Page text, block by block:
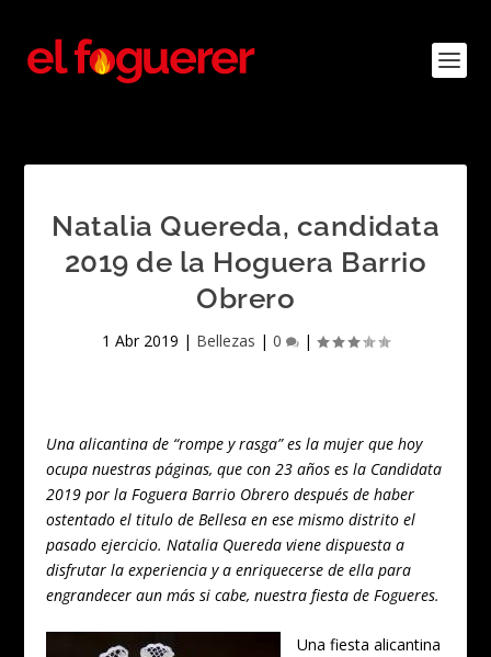
Natalia Quereda, candidata
2019 de la Hoguera Barrio
Obrero
1 Abr 2019 | Bellezas | 0 |
Una alicantina de “rompe y rasga” es la mujer que hoy
ocupa nuestras páginas, que con 23 años es la Candidata
2019 por la Foguera Barrio Obrero después de haber
ostentado el titulo de Bellesa en ese mismo distrito el
pasado ejercicio. Natalia Quereda viene dispuesta a
disfrutar la experiencia y a enriquecerse de ella para
engrandecer aun más si cabe, nuestra fiesta de Fogueres.
Una fiesta alicantina